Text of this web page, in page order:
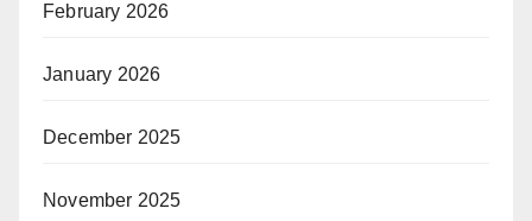
February 2026
January 2026
December 2025
November 2025